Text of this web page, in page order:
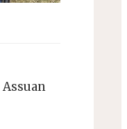
Assuan